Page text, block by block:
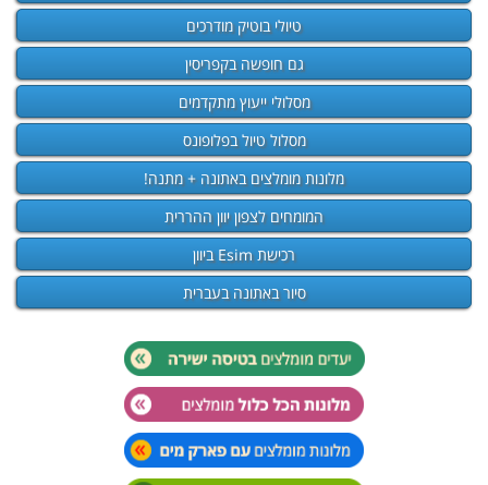
טיולי בוטיק מודרכים
גם חופשה בקפריסין
מסלולי ייעוץ מתקדמים
מסלול טיול בפלופונס
מלונות מומלצים באתונה + מתנה!
המומחים לצפון יוון ההררית
רכישת Esim ביוון
סיור באתונה בעברית